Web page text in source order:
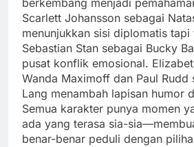
berkembang menjadi
Scarlett Johansson sebagai
menunjukkan sisi diplomatis tapi
Sebastian Stan sebagai Bucky
pusat konflik emosional.
Wanda Maximoff dan Paul Rudd
Lang menambah lapisan humor
Semua karakter punya momen
ada yang terasa sia-
benar-benar peduli dengan